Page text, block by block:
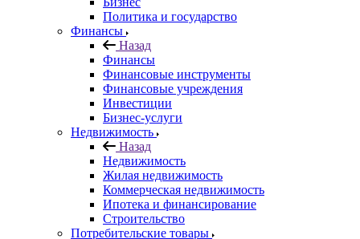
Политика и государство
Финансы
Назад
Финансы
Финансовые инструменты
Финансовые учреждения
Инвестиции
Бизнес-услуги
Недвижимость
Назад
Недвижимость
Жилая недвижимость
Коммерческая недвижимость
Ипотека и финансирование
Строительство
Потребительские товары